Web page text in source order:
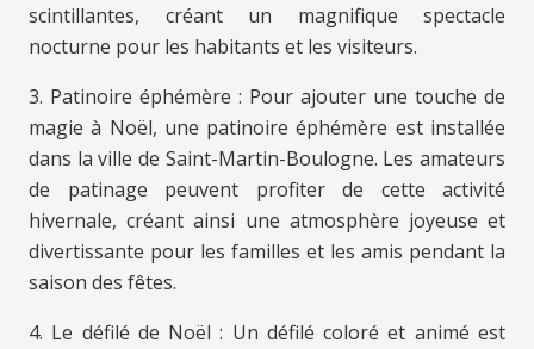
scintillantes, créant un magnifique spectacle
nocturne pour les habitants et les visiteurs.
3. Patinoire éphémère : Pour ajouter une touche de
magie à Noël, une patinoire éphémère est installée
dans la ville de Saint-Martin-Boulogne. Les amateurs
de patinage peuvent profiter de cette activité
hivernale, créant ainsi une atmosphère joyeuse et
divertissante pour les familles et les amis pendant la
saison des fêtes.
4. Le défilé de Noël : Un défilé coloré et animé est